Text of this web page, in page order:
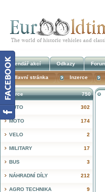
750
Inzerce
302
AUTO
174
MOTO
2
VELO
17
MILITARY
3
BUS
212
NÁHRADNÍ DÍLY
9
AGRO TECHNIKA
Kalendář akcí Odkazy
Hlavní stránka Inzerce